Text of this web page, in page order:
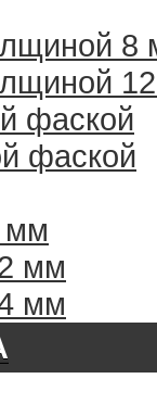
8
фаской
фаской
мм
мм
мм